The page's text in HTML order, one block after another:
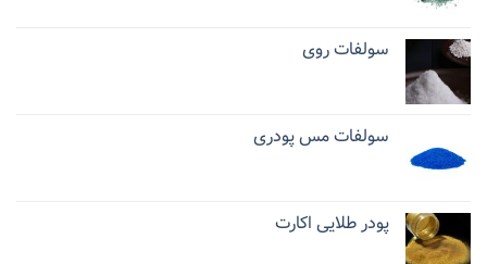
سولفات روی
سولفات مس پودری
پودر طلایی اکارت